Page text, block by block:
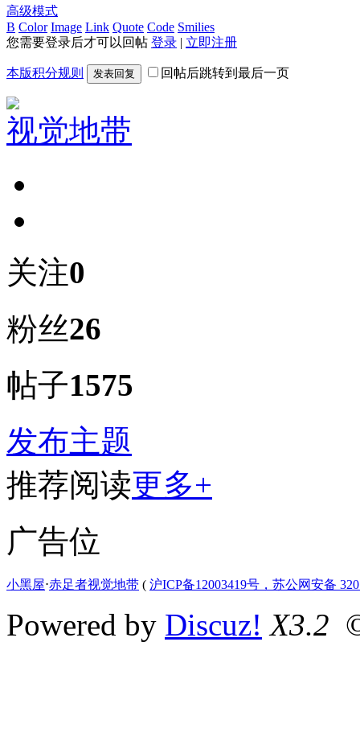
高级模式
B Color Image Link Quote Code Smilies
您需要登录后才可以回帖 登录 | 立即注册
本版积分规则 发表回复 回帖后跳转到最后一页
视觉地带
关注0
粉丝26
帖子1575
发布主题
推荐阅读更多+
广告位
小黑屋⋅赤足者视觉地带 ( 沪ICP备12003419号，苏公网安备
Powered by Discuz! X3.2